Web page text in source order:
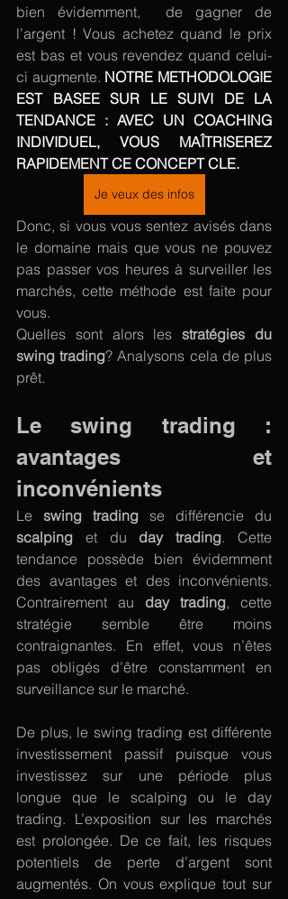
bien évidemment,  de gagner de
l’argent ! Vous achetez quand le prix
est bas et vous revendez quand celui-
ci augmente. NOTRE METHODOLOGIE
EST BASEE SUR LE SUIVI DE LA
TENDANCE : AVEC UN COACHING
INDIVIDUEL, VOUS MAÎTRISEREZ
RAPIDEMENT CE CONCEPT CLE.
Je veux des infos
Donc, si vous vous sentez avisés dans
le domaine mais que vous ne pouvez
pas passer vos heures à surveiller les
marchés, cette méthode est faite pour
vous.
Quelles sont alors les stratégies du
swing trading? Analysons cela de plus
prêt.
Le swing trading :
avantages et
inconvénients
Le swing trading
scalping et du day trading. Cette
tendance possède bien évidemment
des avantages et des inconvénients.
Contrairement au day trading, cette
stratégie semble être moins
contraignantes. En effet, vous n’êtes
pas obligés d’être constamment en
surveillance sur le marché.
De plus, le swing trading est différente
investissement passif puisque vous
investissez sur une période plus
longue que le scalping ou le day
trading. L’exposition sur les marchés
est prolongée. De ce fait, les risques
potentiels de perte d’argent sont
augmentés. On vous explique tout sur